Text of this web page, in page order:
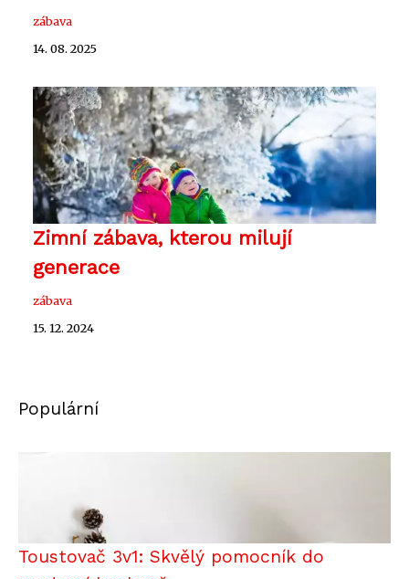
zábava
14. 08. 2025
Zimní zábava, kterou milují
generace
zábava
15. 12. 2024
Populární
Toustovač 3v1: Skvělý pomocník do